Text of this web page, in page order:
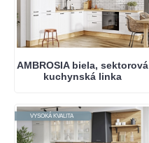
AMBROSIA biela, sektorová
kuchynská linka
VYSOKÁ KVALITA